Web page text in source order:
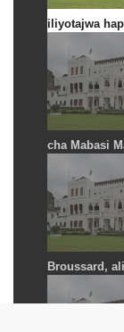
iliyotajwa
cha Mabasi
Broussard,